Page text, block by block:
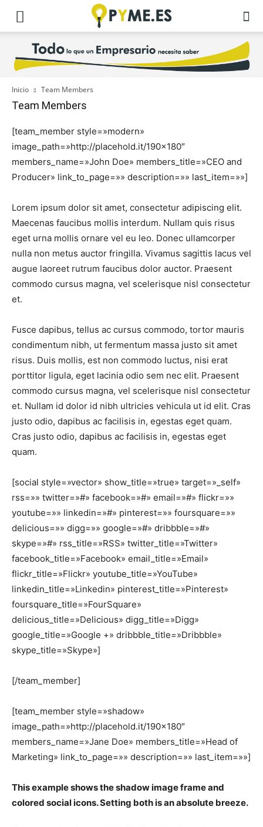
Inicio Team Members
Team Members
[team_member style=»modern»
image_path=»http://placehold.it/190×180″
members_name=»John Doe» members_title=»CEO and
Producer» link_to_page=»» description=»» last_item=»»]
Lorem ipsum dolor sit amet, consectetur adipiscing elit.
Maecenas faucibus mollis interdum. Nullam quis risus
eget urna mollis ornare vel eu leo. Donec ullamcorper
nulla non metus auctor fringilla. Vivamus sagittis lacus vel
augue laoreet rutrum faucibus dolor auctor. Praesent
commodo cursus magna, vel scelerisque nisl consectetur
et.
Fusce dapibus, tellus ac cursus commodo, tortor mauris
condimentum nibh, ut fermentum massa justo sit amet
risus. Duis mollis, est non commodo luctus, nisi erat
porttitor ligula, eget lacinia odio sem nec elit. Praesent
commodo cursus magna, vel scelerisque nisl consectetur
et. Nullam id dolor id nibh ultricies vehicula ut id elit. Cras
justo odio, dapibus ac facilisis in, egestas eget quam.
Cras justo odio, dapibus ac facilisis in, egestas eget
quam.
[social style=»vector» show_title=»true» target=»_self»
rss=»» twitter=»#» facebook=»#» email=»#» flickr=»»
youtube=»» linkedin=»#» pinterest=»» foursquare=»»
delicious=»» digg=»» google=»#» dribbble=»#»
skype=»#» rss_title=»RSS» twitter_title=»Twitter»
facebook_title=»Facebook» email_title=»Email»
flickr_title=»Flickr» youtube_title=»YouTube»
linkedin_title=»Linkedin» pinterest_title=»Pinterest»
foursquare_title=»FourSquare»
delicious_title=»Delicious» digg_title=»Digg»
google_title=»Google +» dribbble_title=»Dribbble»
skype_title=»Skype»]
[/team_member]
[team_member style=»shadow»
image_path=»http://placehold.it/190×180″
members_name=»Jane Doe» members_title=»Head of
Marketing» link_to_page=»» description=»» last_item=»»]
This example shows the shadow image frame and
colored social icons. Setting both is an absolute breeze.